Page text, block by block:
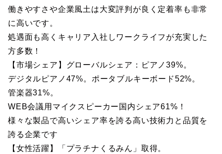
働きやすさや企業風土は大変評判が良く定着率も非常
に高いです。
処遇面も高くキャリア入社しワークライフが充実した
方多数！
【市場シェア】グローバルシェア：ピアノ39%。
デジタルピアノ47%。ポータブルキーボード52%。
管楽器31%。
WEB会議用マイクスピーカー国内シェア61%！
様々な製品で高いシェア率を誇る高い技術力と品質を
誇る企業です
【女性活躍】「プラチナくるみん」取得。